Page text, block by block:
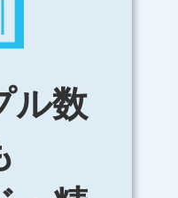
ル数